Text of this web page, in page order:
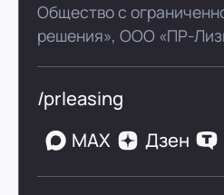
Общество с
решения»,ООО «ПР-
/prleasing
MAX
Дзен